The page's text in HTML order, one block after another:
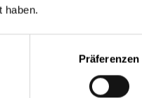
haben.
Präferenzen